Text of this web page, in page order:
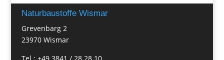
Naturbaustoffe Wismar
Grevenbarg 2
23970 Wismar